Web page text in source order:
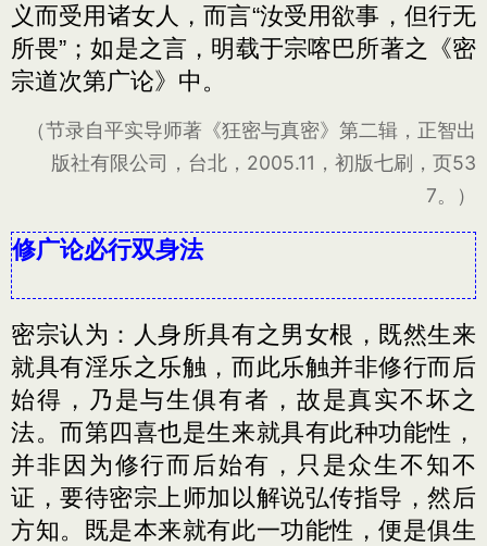
义而受用诸女人，而言“汝受用欲事，但行无
所畏”；如是之言，明载于宗喀巴所著之《密
宗道次第广论》中。
（节录自平实导师著《狂密与真密》第二辑，正智出
版社有限公司，台北，2005.11，初版七刷，页53
7。）
修广论必行双身法
密宗认为：人身所具有之男女根，既然生来
就具有淫乐之乐触，而此乐触并非修行而后
始得，乃是与生俱有者，故是真实不坏之
法。而第四喜也是生来就具有此种功能性，
并非因为修行而后始有，只是众生不知不
证，要待密宗上师加以解说弘传指导，然后
方知。既是本来就有此一功能性，便是俱生